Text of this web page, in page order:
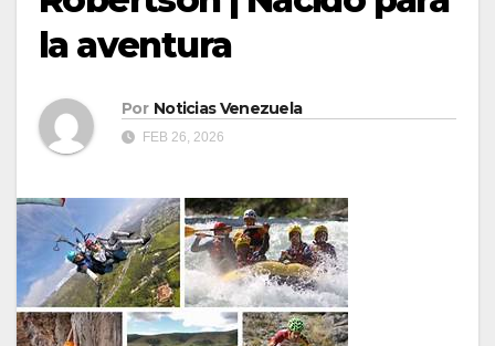
la aventura
Por Noticias Venezuela
FEB 26, 2026